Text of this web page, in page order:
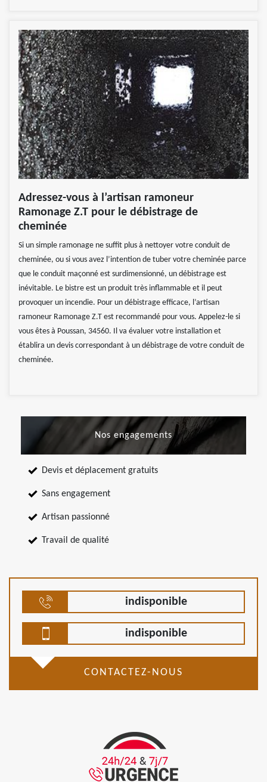
Adressez-vous à l’artisan ramoneur
Ramonage Z.T pour le débistrage de
cheminée
Si un simple ramonage ne suffit plus à nettoyer votre conduit de
cheminée, ou si vous avez l’intention de tuber votre cheminée parce
que le conduit maçonné est surdimensionné, un débistrage est
inévitable. Le bistre est un produit très inflammable et il peut
provoquer un incendie. Pour un débistrage efficace, l’artisan
ramoneur Ramonage Z.T est recommandé pour vous. Appelez-le si
vous êtes à Poussan, 34560. Il va évaluer votre installation et
établira un devis correspondant à un débistrage de votre conduit de
cheminée.
Nos engagements
Devis et déplacement gratuits
Sans engagement
Artisan passionné
Travail de qualité
indisponible
indisponible
CONTACTEZ-NOUS